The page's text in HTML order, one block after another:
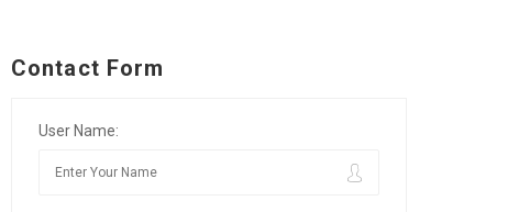
Contact Form
User Name: